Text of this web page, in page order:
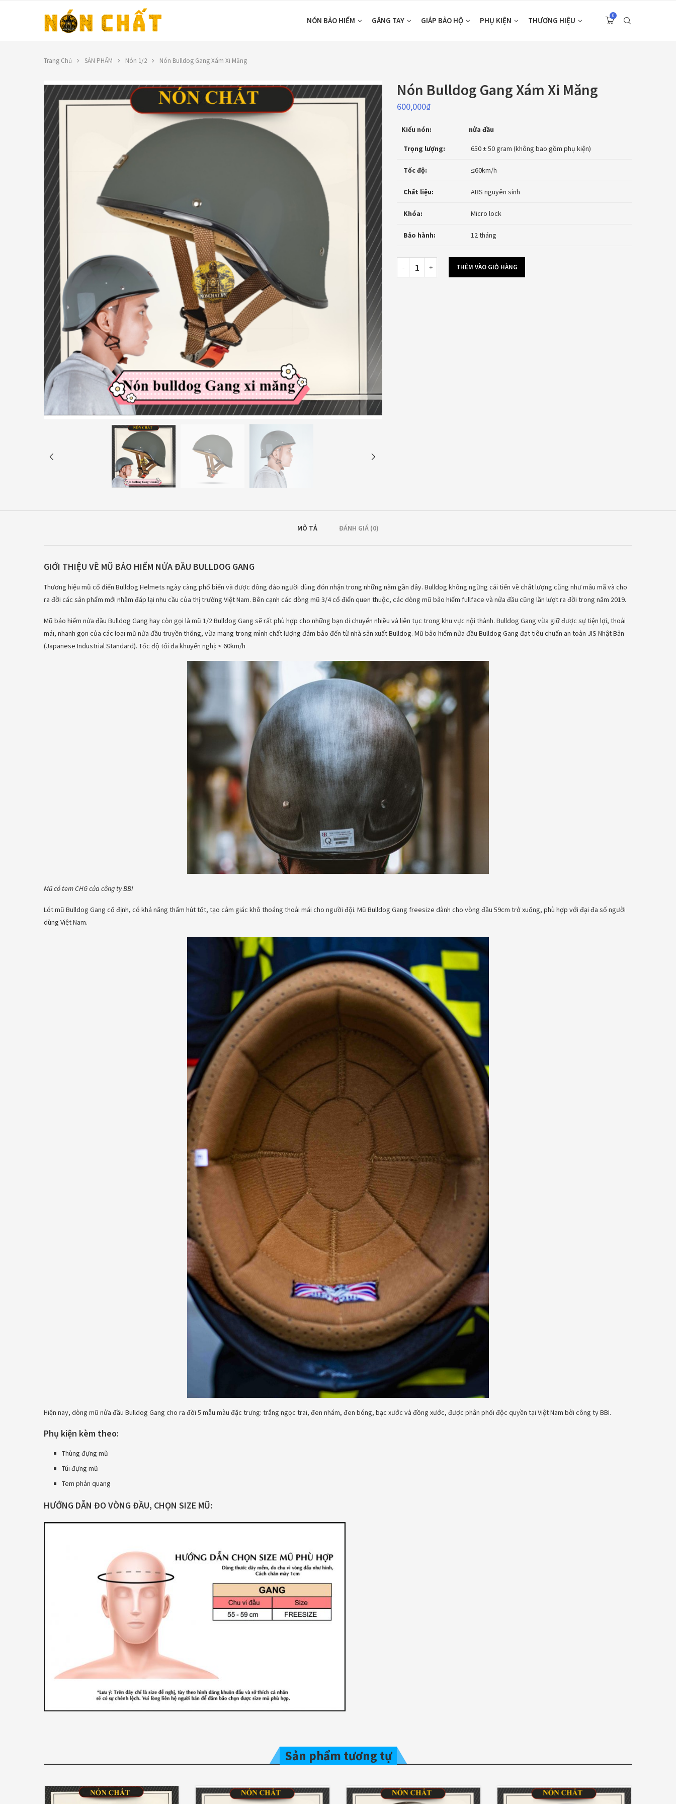
NÓN BẢO HIỂM GĂNG TAY GIÁP BẢO HỘ PHỤ KIỆN THƯƠNG HIỆU
0
Trang Chủ SẢN PHẨM Nón 1/2 Nón Bulldog Gang Xám Xi Măng
Nón Bulldog Gang Xám Xi Măng
600,000₫
Kiểu nón: nửa đầu
Trọng lượng: 650 ± 50 gram (không bao gồm phụ kiện)
Tốc độ: ≤60km/h
Chất liệu: ABS nguyên sinh
Khóa: Micro lock
Bảo hành: 12 tháng
THÊM VÀO GIỎ HÀNG
MÔ TẢ ĐÁNH GIÁ (0)
GIỚI THIỆU VỀ MŨ BẢO HIỂM NỬA ĐẦU BULLDOG GANG
Thương hiệu mũ cổ điển Bulldog Helmets ngày càng phổ biến và được đông đảo người dùng đón nhận trong những năm gần đây. Bulldog không ngừng cải tiến về chất lượng cũng như mẫu mã và cho
ra đời các sản phẩm mới nhằm đáp lại nhu cầu của thị trường Việt Nam. Bên cạnh các dòng mũ 3/4 cổ điển quen thuộc, các dòng mũ bảo hiểm fullface và nửa đầu cũng lần lượt ra đời trong năm 2019.
Mũ bảo hiểm nửa đầu Bulldog Gang hay còn gọi là mũ 1/2 Bulldog Gang sẽ rất phù hợp cho những bạn di chuyển nhiều và liên tục trong khu vực nội thành. Bulldog Gang vừa giữ được sự tiện lợi, thoải
mái, nhanh gọn của các loại mũ nửa đầu truyền thống, vừa mang trong mình chất lượng đảm bảo đến từ nhà sản xuất Bulldog. Mũ bảo hiểm nửa đầu Bulldog Gang đạt tiêu chuẩn an toàn JIS Nhật Bản
(Japanese Industrial Standard). Tốc độ tối đa khuyến nghị: < 60km/h
Mũ có tem CHG của công ty BBI
Lót mũ Bulldog Gang cố định, có khả năng thấm hút tốt, tạo cảm giác khô thoáng thoải mái cho người đội. Mũ Bulldog Gang freesize dành cho vòng đầu 59cm trở xuống, phù hợp với đại đa số người
dùng Việt Nam.
Hiện nay, dòng mũ nửa đầu Bulldog Gang cho ra đời 5 mẫu màu đặc trưng: trắng ngọc trai, đen nhám, đen bóng, bạc xước và đồng xước, được phân phối độc quyền tại Việt Nam bởi công ty BBI.
Phụ kiện kèm theo:
Thùng đựng mũ
Túi đựng mũ
Tem phản quang
HƯỚNG DẪN ĐO VÒNG ĐẦU, CHỌN SIZE MŨ:
Sản phẩm tương tự